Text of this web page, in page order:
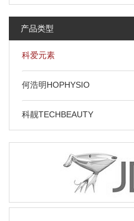
产品类型
科爱元素
何浩明HOPHYSIO
科靓TECHBEAUTY